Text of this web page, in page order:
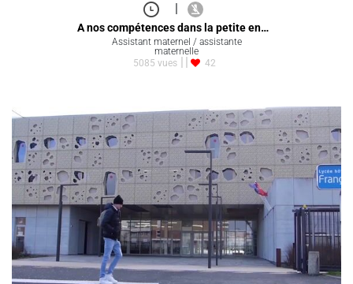
|
A nos compétences dans la petite en…
Assistant maternel / assistante
maternelle
5085 vues
42